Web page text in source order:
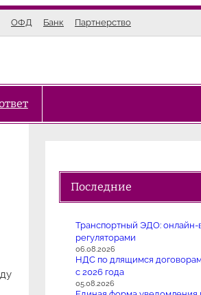
ОФД Банк Партнерство
Последние
Транспортный ЭДО: онлайн-
регуляторами
06.08.2026
НДС по длящимся
с 2026 года
05.08.2026